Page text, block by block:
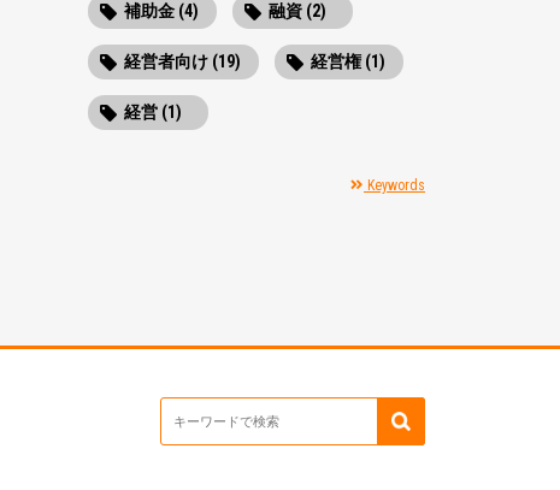
補助金 (4) 融資 (2)
経営者向け (19) 経営権 (1)
経営 (1)
Keywords